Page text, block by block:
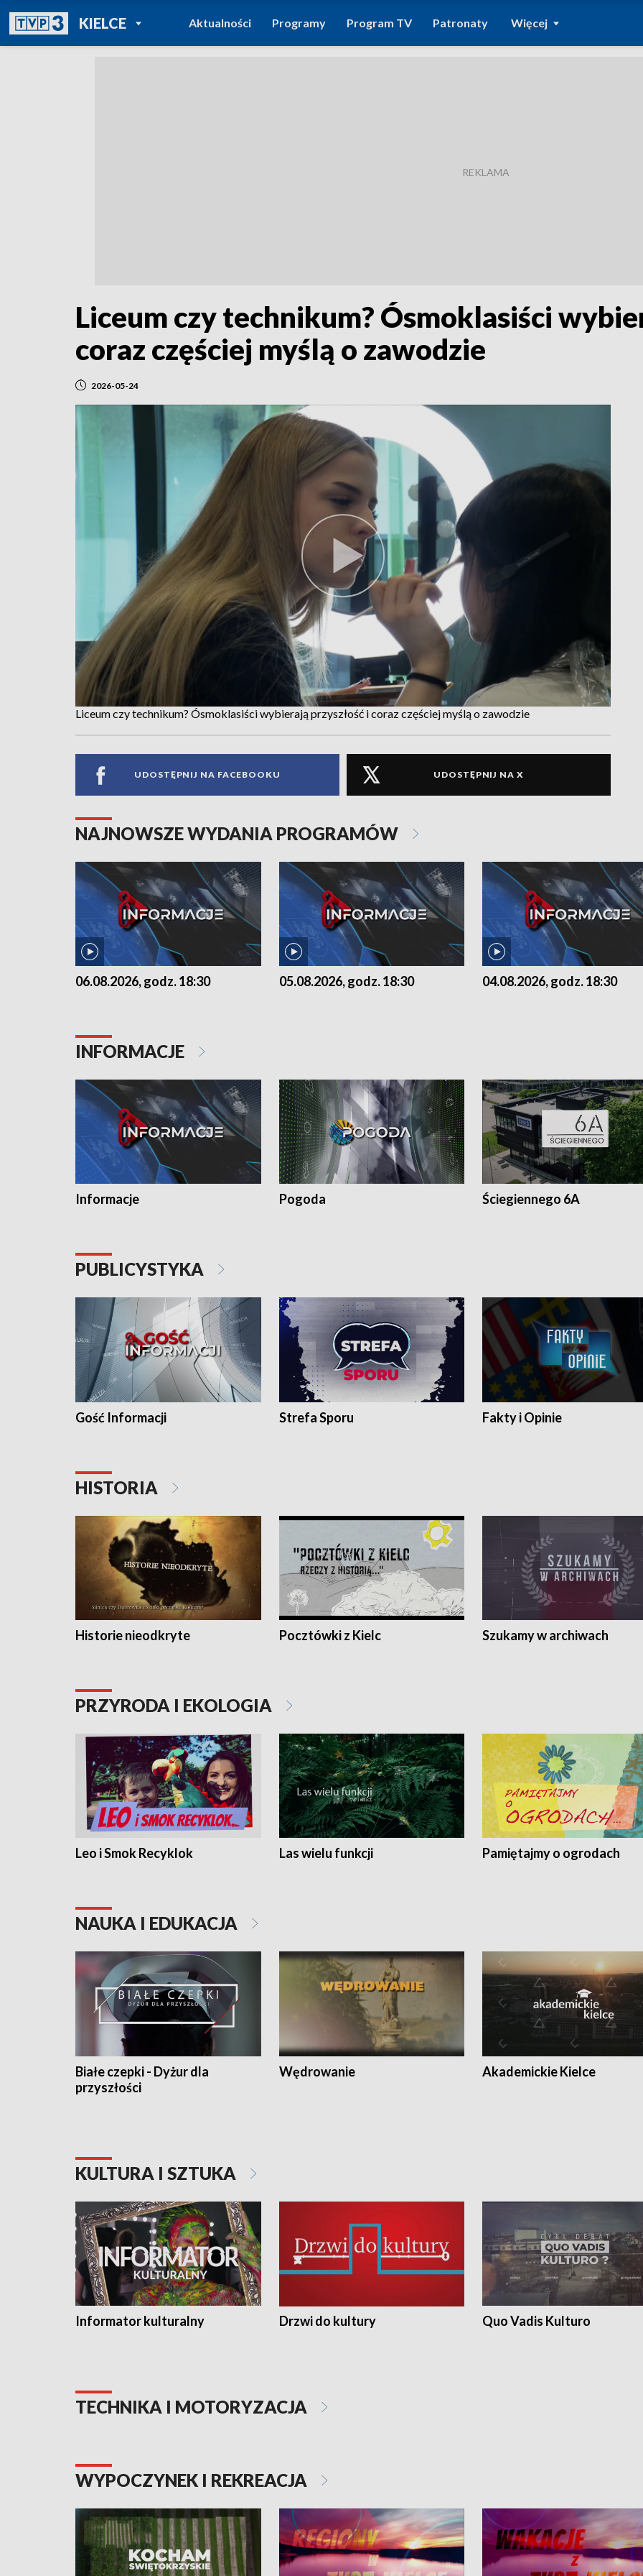
KIELCEPOWRÓT DO
TVP REGIONY
Aktualności Programy Program TV Patronaty Więcej
Liceum czy technikum? Ósmoklasiści
coraz częściej myślą o zawodzie
2026-05-24
Liceum czy technikum? Ósmoklasiści wybierają przyszłość i coraz częściej myślą o zawodzie
UDOSTĘPNIJ NA FACEBOOKU UDOSTĘPNIJ NA X
NAJNOWSZE WYDANIA PROGRAMÓW
06.08.2026, godz. 18:30 05.08.2026, godz. 18:30 04.08.2026, godz. 18:30
INFORMACJE
Informacje Pogoda Ściegiennego 6A
PUBLICYSTYKA
Gość Informacji Strefa Sporu Fakty i Opinie
HISTORIA
Historie nieodkryte Pocztówki z Kielc Szukamy w archiwach
PRZYRODA I EKOLOGIA
Leo i Smok Recyklok Las wielu funkcji Pamiętajmy o ogrodach
NAUKA I EDUKACJA
Białe czepki - Dyżur dla
przyszłości
Wędrowanie Akademickie Kielce
KULTURA I SZTUKA
Informator kulturalny Drzwi do kultury Quo Vadis Kulturo
TECHNIKA I MOTORYZACJA
WYPOCZYNEK I REKREACJA